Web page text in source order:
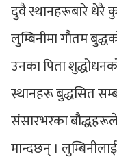
दुवै स्थानहरूबारे धेरै
लुम्बिनीमा गौतम
उनका पिता
स्थानहरू बुद्धसित
संसारभरका
मान्दछन् ।